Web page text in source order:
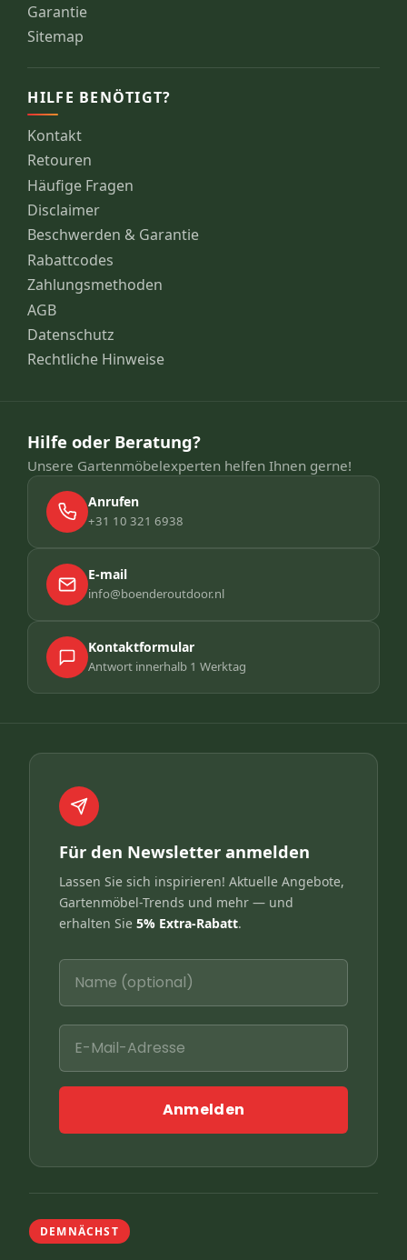
Garantie
Sitemap
HILFE BENÖTIGT?
Kontakt
Retouren
Häufige Fragen
Disclaimer
Beschwerden & Garantie
Rabattcodes
Zahlungsmethoden
AGB
Datenschutz
Rechtliche Hinweise
Hilfe oder Beratung?
Unsere Gartenmöbelexperten helfen Ihnen gerne!
Anrufen
+31 10 321 6938
E-mail
info@boenderoutdoor.nl
Kontaktformular
Antwort innerhalb 1 Werktag
Für den Newsletter anmelden
Lassen Sie sich inspirieren! Aktuelle Angebote,
Gartenmöbel-Trends und mehr — und
erhalten Sie 5% Extra-Rabatt.
Anmelden
DEMNÄCHST